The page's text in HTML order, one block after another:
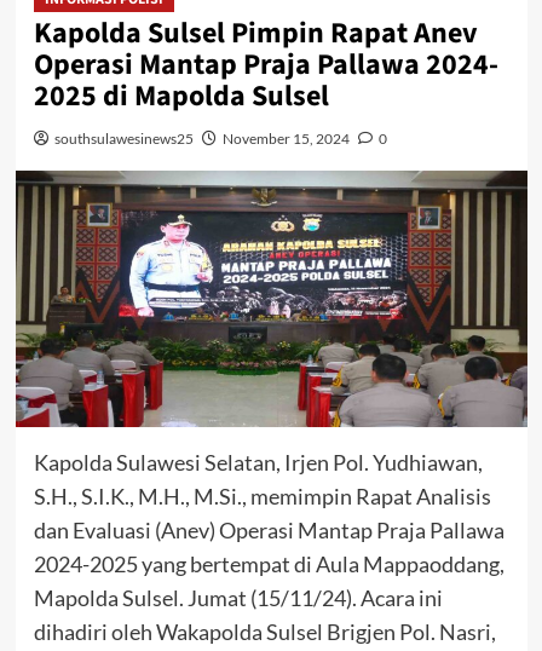
Kapolda Sulsel Pimpin Rapat Anev
Operasi Mantap Praja Pallawa 2024-
2025 di Mapolda Sulsel
southsulawesinews25 November 15, 2024 0
Kapolda Sulawesi Selatan, Irjen Pol. Yudhiawan,
S.H., S.I.K., M.H., M.Si., memimpin Rapat Analisis
dan Evaluasi (Anev) Operasi Mantap Praja Pallawa
2024-2025 yang bertempat di Aula Mappaoddang,
Mapolda Sulsel. Jumat (15/11/24). Acara ini
dihadiri oleh Wakapolda Sulsel Brigjen Pol. Nasri,